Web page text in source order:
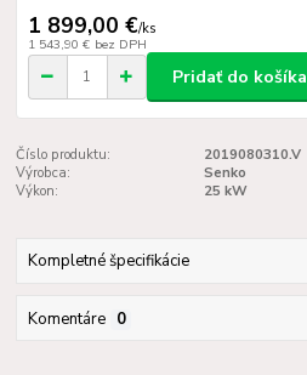
1 899,00 €/ks
1 543,90 € bez DPH
Pridať do košíka
Číslo produktu:
2019080310.V
Výrobca:
Senko
Výkon:
25 kW
Kompletné špecifikácie
Komentáre 0